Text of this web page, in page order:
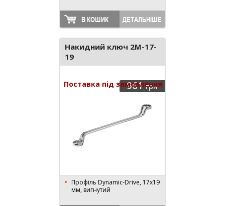
В КОШИК ДЕТАЛЬНІШЕ
Накидний ключ 2M-17-
19
961грн
Поставка під замовлення
Профіль Dynamic-Drive, 17x19
мм, вигнутий